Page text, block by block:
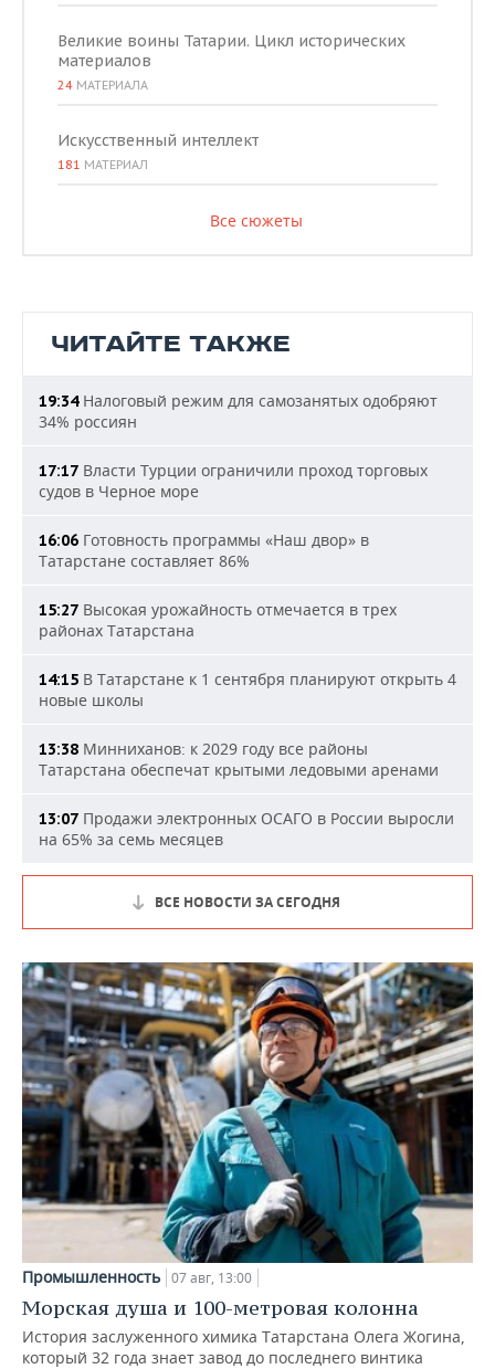
Великие воины Татарии. Цикл исторических
материалов
24 МАТЕРИАЛА
Искусственный интеллект
181 МАТЕРИАЛ
Все сюжеты
ЧИТАЙТЕ ТАКЖЕ
19:34Налоговый режим для самозанятых одобряют
34% россиян
17:17 Власти Турции ограничили проход торговых
судов в Черное море
16:06 Готовность программы «Наш двор» в
Татарстане составляет 86%
15:27 Высокая урожайность отмечается в трех
районах Татарстана
14:15 В Татарстане к 1 сентября планируют открыть 4
новые школы
13:38 Минниханов: к 2029 году все районы
Татарстана обеспечат крытыми ледовыми аренами
13:07 Продажи электронных ОСАГО в России выросли
на 65% за семь месяцев
ВСЕ НОВОСТИ ЗА СЕГОДНЯ
Промышленность 07 авг, 13:00
Морская душа и 100-метровая колонна
История заслуженного химика Татарстана Олега Жогина,
который 32 года знает завод до последнего винтика